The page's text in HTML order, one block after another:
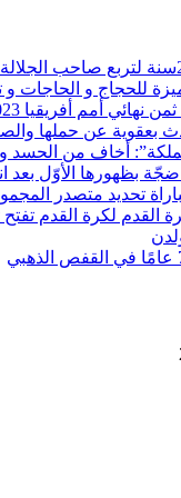
للحجاج و الحاجات
أمم أفريقيا 2023
بعقوية عن حملها
أخاف من الحسد
بظهورها الأوّل بعد
تحديد متصدر
القدم لكرة القدم